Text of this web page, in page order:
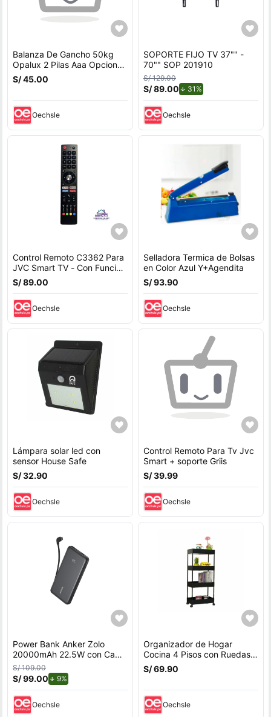
Balanza De Gancho 50kg
Opalux 2 Pilas Aaa Opcion
Hold Cjx OP-607
S/ 45.00
Oechsle
SOPORTE FIJO TV 37"" -
70"" SOP 201910
S/ 129.00
S/ 89.00 31%de descuento.
Oechsle
Control Remoto C3362 Para
JVC Smart TV - Con Función
De Voz
S/ 89.00
Oechsle
Selladora Termica de Bolsas
en Color Azul Y+Agendita
S/ 93.90
Oechsle
Lámpara solar led con
sensor House Safe
S/ 32.90
Oechsle
Control Remoto Para Tv Jvc
Smart + soporte Griis
S/ 39.99
Oechsle
Power Bank Anker Zolo
20000mAh 22.5W con Cable
USB-C Integrado Negro
S/ 109.00
S/ 99.00 9%
Oechsle
Organizador de Hogar
Cocina 4 Pisos con Ruedas
Negro Verdulero Frutero
S/ 69.90
Oechsle